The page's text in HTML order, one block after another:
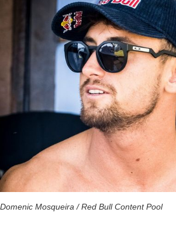
Domenic Mosqueira / Red Bull Content Pool